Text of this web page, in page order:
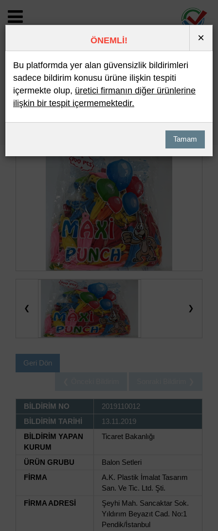
BİLDİRİM DETAYI
Son 10 Bildirim En Çok İncelenen
❮ ❯
Geri Dön
BİLDİRİM NO
2019110012
BİLDİRİM TARİHİ
13.11.2019
BİLDİRİM YAPAN
KURUM
Ticaret Bakanlığı
ÜRÜN GRUBU
Balon Setleri
FİRMA
A.K. Plastik İmalat Tasarım
San. Ve Tic. Ltd. Şti.
FİRMA ADRESİ
Şeyhi Mah. Sancaktar Sok.
Yıldırım Beyazıt Cad. No:1
Pendik/İstanbul
ÖNEMLİ! ×
Bu platformda yer alan güvensizlik bildirimleri
sadece bildirim konusu ürüne ilişkin tespiti
içermekte olup, üretici firmanın diğer ürünlerine
ilişkin bir tespit içermemektedir.
Tamam